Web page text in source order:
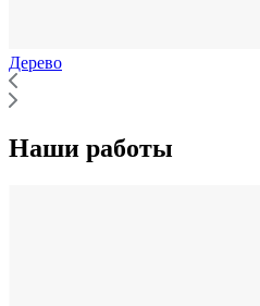
Дерево
Наши работы